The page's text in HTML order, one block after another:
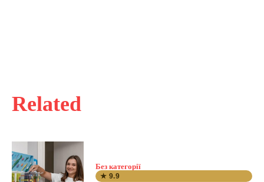
Related
Без категорії
★ 9.9